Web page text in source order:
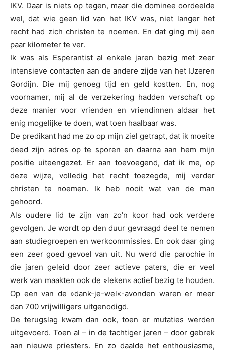
IKV. Daar is niets op tegen, maar die dominee oordeelde
wel, dat wie geen lid van het IKV was, niet langer het
recht had zich christen te noemen. En dat ging mij een
paar kilometer te ver.
Ik was als Esperantist al enkele jaren bezig met zeer
intensieve contacten aan de andere zijde van het IJzeren
Gordijn. Die mij genoeg tijd en geld kostten. En, nog
voornamer, mij al de verzekering hadden verschaft op
deze manier voor vrienden en vriendinnen aldaar het
enig mogelijke te doen, wat toen haalbaar was.
De predikant had me zo op mijn ziel getrapt, dat ik moeite
deed zijn adres op te sporen en daarna aan hem mijn
positie uiteengezet. Er aan toevoegend, dat ik me, op
deze wijze, volledig het recht toezegde, mij verder
christen te noemen. Ik heb nooit wat van de man
gehoord.
Als oudere lid te zijn van zo’n koor had ook verdere
gevolgen. Je wordt op den duur gevraagd deel te nemen
aan studiegroepen en werkcommissies. En ook daar ging
een zeer goed gevoel van uit. Nu werd die parochie in
die jaren geleid door zeer actieve paters, die er veel
werk van maakten ook de »leken« actief bezig te houden.
Op een van de »dank-je-wel«-avonden waren er meer
dan 700 vrijwilligers uitgenodigd.
De terugslag kwam dan ook, toen er mutaties werden
uitgevoerd. Toen al – in de tachtiger jaren – door gebrek
aan nieuwe priesters. En zo daalde het enthousiasme,